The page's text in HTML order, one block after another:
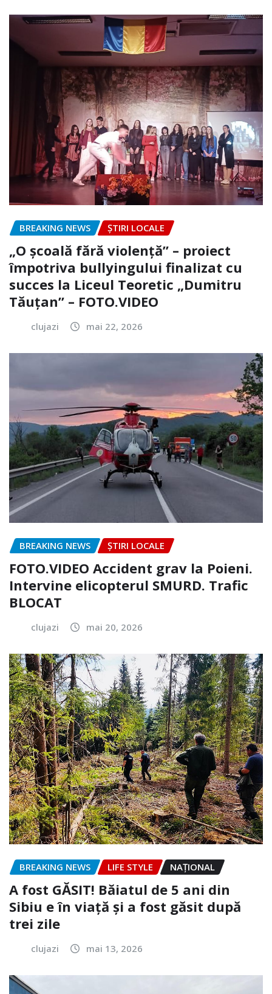
BREAKING NEWS ȘTIRI LOCALE
„O școală fără violență” – proiect
împotriva bullyingului finalizat cu
succes la Liceul Teoretic „Dumitru
Tăuțan” – FOTO.VIDEO
clujazi mai 22, 2026
BREAKING NEWS ȘTIRI LOCALE
FOTO.VIDEO Accident grav la Poieni.
Intervine elicopterul SMURD. Trafic
BLOCAT
clujazi mai 20, 2026
BREAKING NEWS LIFE STYLE NAŢIONAL
A fost GĂSIT! Băiatul de 5 ani din
Sibiu e în viață și a fost găsit după
trei zile
clujazi mai 13, 2026